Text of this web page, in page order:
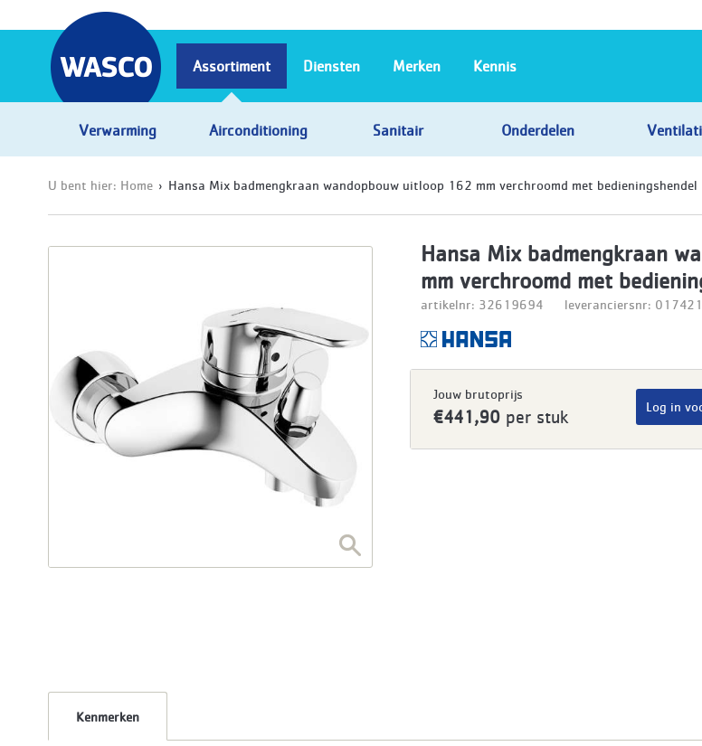
Assortiment
Verwarming Airconditioning Sanitair Onderdelen
Diensten Merken Kennis
U bent hier: Home Hansa Mix badmengkraan wandopbouw uitloop 162 mm verchroomd met bedieningshendel
Hansa Mix badmengkraan
mm verchroomd met
artikelnr: 32619694 leveranciersnr:
Jouw brutoprijs
€441,90 per stuk
Log in
Kenmerken